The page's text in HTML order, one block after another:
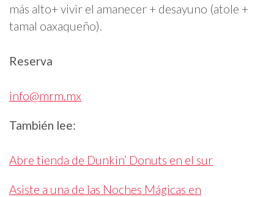
más alto+ vivir el amanecer + desayuno (atole +
tamal oaxaqueño).
Reserva
info@mrm.mx
También lee:
Abre tienda de Dunkin’ Donuts en el sur
Asiste a una de las Noches Mágicas en